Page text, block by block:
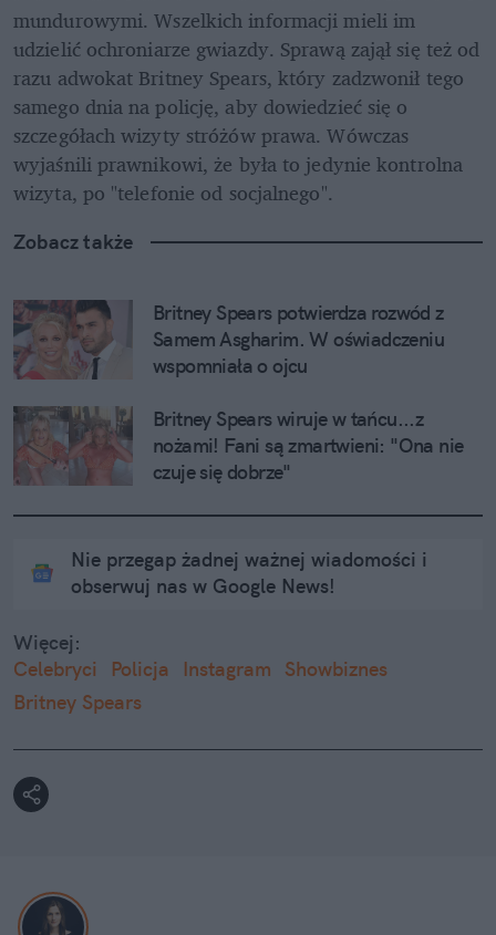
mundurowymi. Wszelkich informacji mieli im
udzielić ochroniarze gwiazdy. Sprawą zajął się też od
razu adwokat Britney Spears, który zadzwonił tego
samego dnia na policję, aby dowiedzieć się o
szczegółach wizyty stróżów prawa. Wówczas
wyjaśnili prawnikowi, że była to jedynie kontrolna
wizyta, po "telefonie od socjalnego".
Zobacz także
Britney Spears potwierdza rozwód z
Samem Asgharim. W oświadczeniu
wspomniała o ojcu
Britney Spears wiruje w tańcu...z
nożami! Fani są zmartwieni: "Ona nie
czuje się dobrze"
Nie przegap żadnej ważnej wiadomości i
obserwuj nas w Google News!
Więcej:
Celebryci
Policja Instagram
Showbiznes
Britney Spears